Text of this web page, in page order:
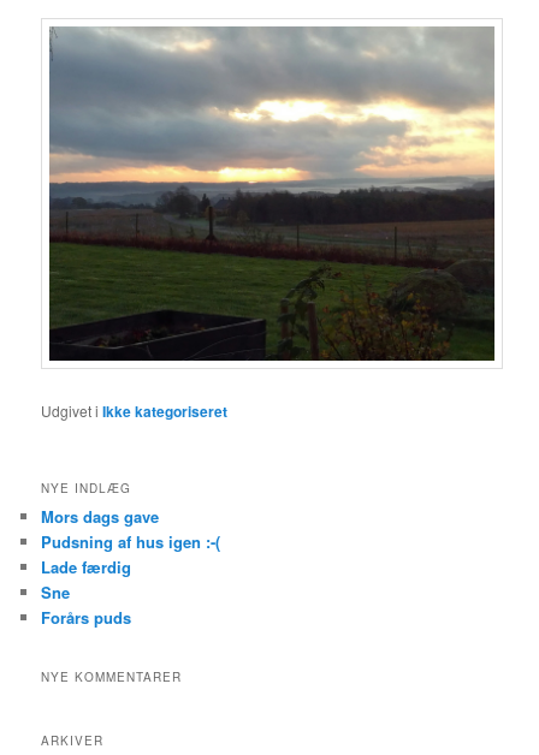
Udgivet i Ikke kategoriseret
NYE INDLÆG
Mors dags gave
Pudsning af hus igen :-(
Lade færdig
Sne
Forårs puds
NYE KOMMENTARER
ARKIVER